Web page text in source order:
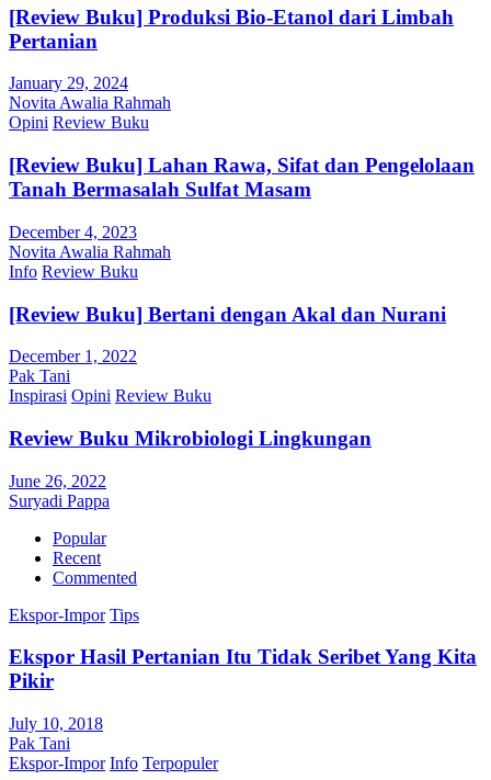
[Review Buku] Produksi Bio-Etanol dari Limbah
Pertanian
January 29, 2024
Novita Awalia Rahmah
Opini Review Buku
[Review Buku] Lahan Rawa, Sifat dan Pengelolaan
Tanah Bermasalah Sulfat Masam
December 4, 2023
Novita Awalia Rahmah
Info Review Buku
[Review Buku] Bertani dengan Akal dan Nurani
December 1, 2022
Pak Tani
Inspirasi Opini Review Buku
Review Buku Mikrobiologi Lingkungan
June 26, 2022
Suryadi Pappa
Popular
Recent
Commented
Ekspor-Impor Tips
Ekspor Hasil Pertanian Itu Tidak Seribet Yang Kita
Pikir
July 10, 2018
Pak Tani
Ekspor-Impor Info Terpopuler